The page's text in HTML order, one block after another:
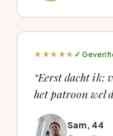
★★★★★ ✓
“Eerst dacht ik:
het patroon wel
Sam, 44